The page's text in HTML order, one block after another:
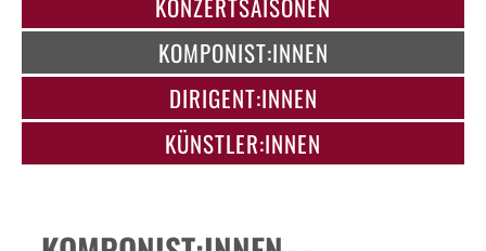
KONZERTSAISONEN
KOMPONIST:INNEN
DIRIGENT:INNEN
KÜNSTLER:INNEN